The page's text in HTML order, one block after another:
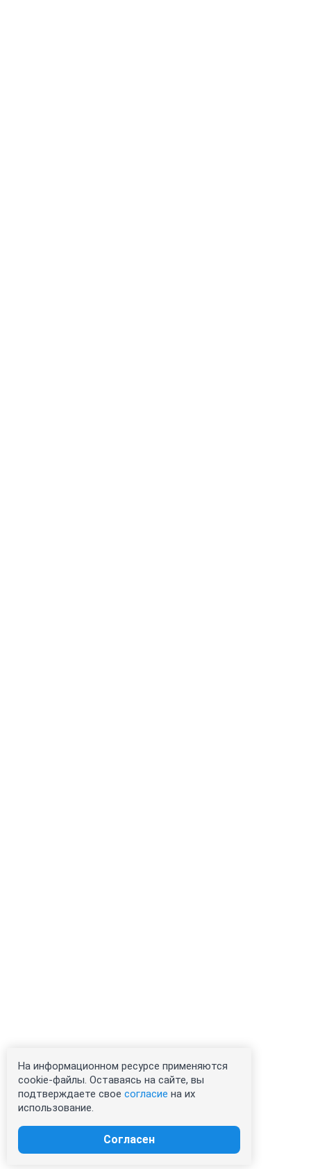
На информационном ресурсе применяются
cookie-файлы. Оставаясь на сайте, вы
подтверждаете свое согласие на их
использование.
Согласен